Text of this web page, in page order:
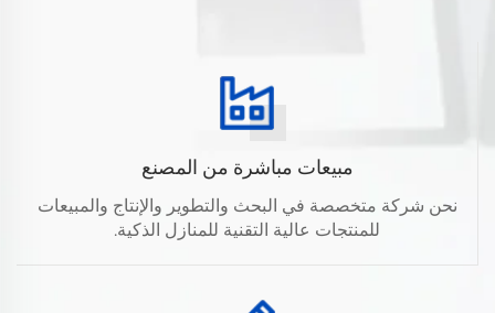
مبيعات مباشرة من المصنع
نحن شركة متخصصة في البحث والتطوير والإنتاج والمبيعات
للمنتجات عالية التقنية للمنازل الذكية.